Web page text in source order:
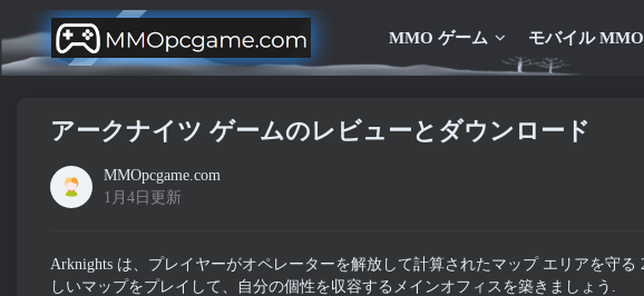
MMO ゲーム モバイル MMO
アークナイツ ゲームのレビューとダウンロード
MMOpcgame.com
1月4日更新
Arknights は、プレイヤーがオペレーターを解放して計算されたマップ エリアを守
しいマップをプレイして、自分の個性を収容するメインオフィスを築きましょう.